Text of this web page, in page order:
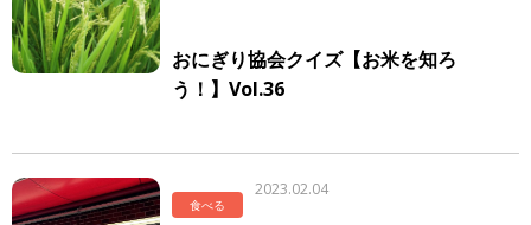
おにぎり協会クイズ【お米を知ろ
う！】Vol.36
食べる
2023.02.04